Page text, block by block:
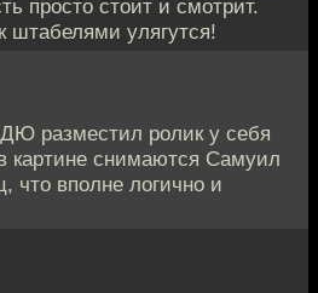
просто стоит и смотрит.
улягутся!
разместил ролик у себя
картине снимаются Самуил
что вполне логично и